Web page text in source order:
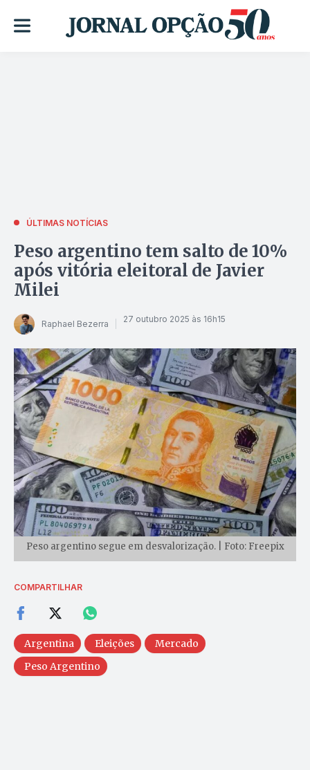
ÚLTIMAS NOTÍCIAS
Peso argentino tem salto de 10%
após vitória eleitoral de Javier
Milei
Raphael Bezerra 27 outubro 2025 às 16h15
Peso argentino segue em desvalorização. | Foto: Freepix
COMPARTILHAR
Argentina Eleições
Mercado
Peso Argentino